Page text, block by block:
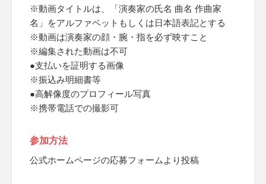
※動画タイトルは、「演奏家の氏名 曲名 作曲家
名」をアルファベットもしくは日本語表記とする
※動画は演奏家の顔・腕・指を必ず映すこと
※編集された動画は不可
●支払いを証明する画像
※振込み明細書等
●高解像度のプロフィール写真
※携帯電話での撮影可
参加方法
公式ホームページの応募フォームより投稿